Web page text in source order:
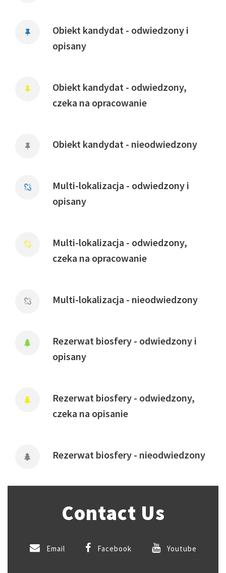
Obiekt kandydat - odwiedzony i
opisany
Obiekt kandydat - odwiedzony,
czeka na opracowanie
Obiekt kandydat - nieodwiedzony
Multi-lokalizacja - odwiedzony i
opisany
Multi-lokalizacja - odwiedzony,
czeka na opracowanie
Multi-lokalizacja - nieodwiedzony
Rezerwat biosfery - odwiedzony i
opisany
Rezerwat biosfery - odwiedzony,
czeka na opisanie
Rezerwat biosfery - nieodwiedzony
Contact Us
Email Facebook Youtube